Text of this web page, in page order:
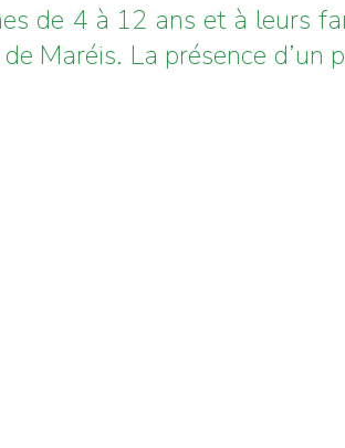
de 4 à 12 ans et à leurs
Maréis. La présence d’un